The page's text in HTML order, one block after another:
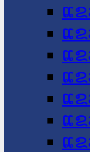
ແຂ
ແຂ
ແ
ແ
ແຂ
ແ
ແ